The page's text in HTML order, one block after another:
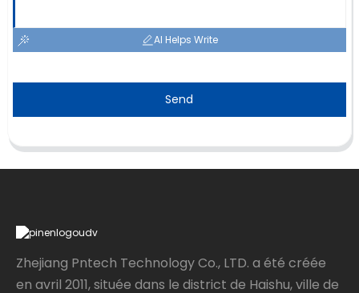
AI Helps Write
Send
Zhejiang Pntech Technology Co., LTD. a été créée
en avril 2011, située dans le district de Haishu, ville de